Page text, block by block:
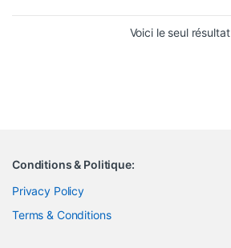
Voici le seul résultat
Conditions & Politique:
Privacy Policy
Terms & Conditions